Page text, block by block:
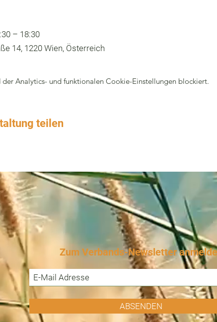
– 18:30
14, 1220 Wien, Österreich
Analytics- und funktionalen Cookie-Einstellungen blockiert.
teilen
Zum Verbands-Newsletter
ABSENDEN